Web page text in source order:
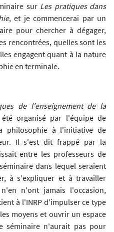
sur Les pratiques dans
, et je commencerai par un
pour chercher à dégager,
rencontrées, quelles sont les
engagent quant à la nature
en terminale.
de l'enseignement de la
organisé par l'équipe de
philosophie à l'initiative de
Il s'est dit frappé par la
entre les professeurs de
dans lequel seraient
à s'expliquer et à travailler
n'ont jamais l'occasion,
à l'INRP d'impulser ce type
moyens et ouvrir un espace
séminaire n'aurait pas pour